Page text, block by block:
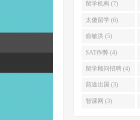
留学机构 (7)
太傻留学 (6)
俞敏洪 (5)
SAT作弊 (4)
留学顾问招聘 (4)
前途出国 (3)
智课网 (3)